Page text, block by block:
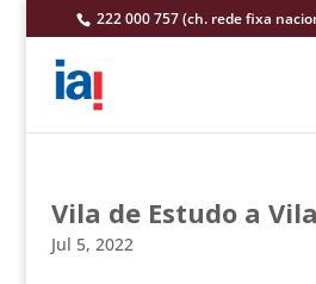
222 000 757 (ch. rede fixa
Vila de Estudo a
Jul 5, 2022